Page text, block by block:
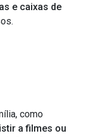
e caixas de
como
a filmes ou